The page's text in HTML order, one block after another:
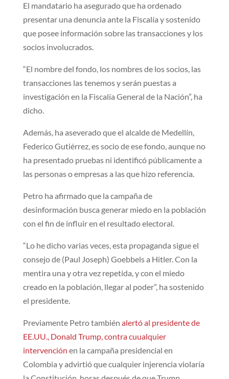
El mandatario ha asegurado que ha ordenado
presentar una denuncia ante la Fiscalía y sostenido
que posee información sobre las transacciones y los
socios involucrados.
“El nombre del fondo, los nombres de los socios, las
transacciones las tenemos y serán puestas a
investigación en la Fiscalía General de la Nación”, ha
dicho.
Además, ha aseverado que el alcalde de Medellín,
Federico Gutiérrez, es socio de ese fondo, aunque no
ha presentado pruebas ni identificó públicamente a
las personas o empresas a las que hizo referencia.
Petro ha afirmado que la campaña de
desinformación busca generar miedo en la población
con el fin de influir en el resultado electoral.
“Lo he dicho varias veces, esta propaganda sigue el
consejo de (Paul Joseph) Goebbels a Hitler. Con la
mentira una y otra vez repetida, y con el miedo
creado en la población, llegar al poder”, ha sostenido
el presidente.
Previamente Petro también alertó al presidente de
EE.UU., Donald Trump, contra cuualquier
intervención en la campaña presidencial en
Colombia y advirtió que cualquier injerencia violaría